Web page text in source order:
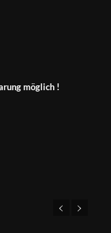
möglich !